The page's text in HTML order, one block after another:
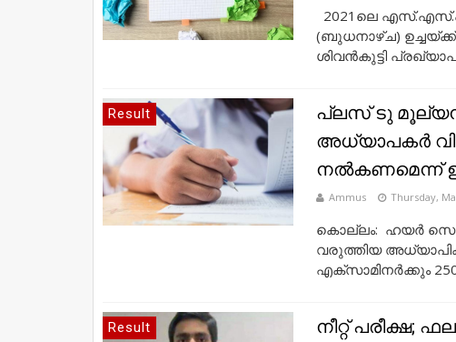
2021ലെ
(ബുധനാഴ്ച) ഉച്ചയ്ക്ക്
ശിവൻകുട്ടി
Result
പ്ലസ് ടു
അധ്യാപകര്‍
നല്‍കണമെന്ന്
Ammus Thursday,
കൊല്ലം: ഹയര്‍
വരുത്തിയ
എക്‌സാമിനര്‍ക്കും
Result
നീറ്റ് പരീക്ഷ;